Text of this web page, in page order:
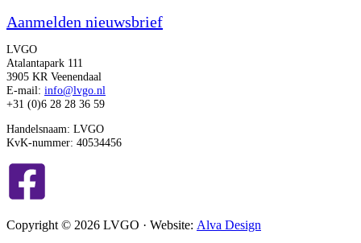
Aanmelden nieuwsbrief
LVGO
Atalantapark 111
3905 KR Veenendaal
E-mail: info@lvgo.nl
+31 (0)6 28 28 36 59
Handelsnaam: LVGO
KvK-nummer: 40534456
Copyright © 2026 LVGO · Website: Alva Design